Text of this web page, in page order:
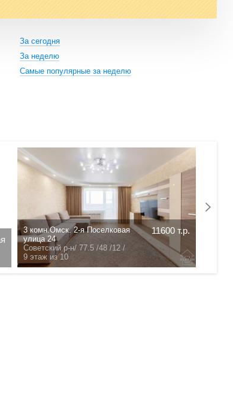
За сегодня
За неделю
Самые популярные за неделю
3 комн.Омск. 2-я Поселковая
улица 24
Советский р-н/77.5 /48 /12 /
9 этаж из 10
11600 т.р.